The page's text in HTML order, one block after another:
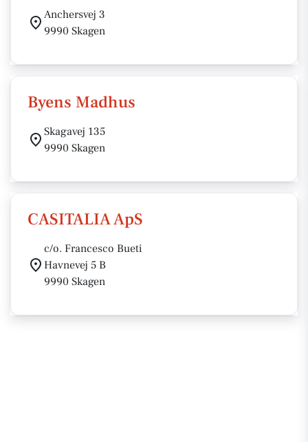
Anchersvej 3
9990 Skagen
Byens Madhus
Skagavej 135
9990 Skagen
CASITALIA ApS
c/o. Francesco Bueti
Havnevej 5 B
9990 Skagen